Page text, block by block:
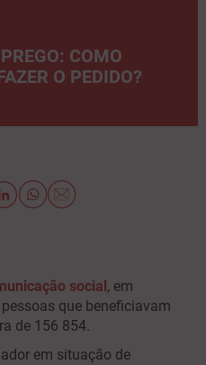
COMO
O PEDIDO?
social , em
que beneficiavam
de 156 854.
em situação de